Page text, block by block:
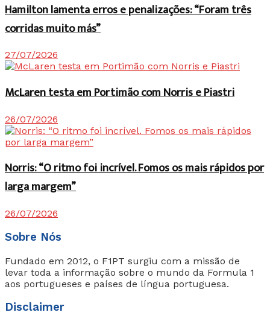
Hamilton lamenta erros e penalizações: “Foram três
corridas muito más”
27/07/2026
McLaren testa em Portimão com Norris e Piastri
26/07/2026
Norris: “O ritmo foi incrível. Fomos os mais rápidos por
larga margem”
26/07/2026
Sobre Nós
Fundado em 2012, o F1PT surgiu com a missão de
levar toda a informação sobre o mundo da Formula 1
aos portugueses e países de língua portuguesa.
Disclaimer